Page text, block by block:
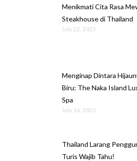
Menikmati Cita Rasa
Steakhouse di Thailand
July 22, 2025
Menginap Dintara
Biru: The Naka Island
Spa
July 16, 2025
Thailand Larang
Turis Wajib Tahu!